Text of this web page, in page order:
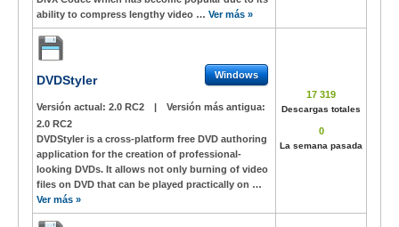
ability to compress lengthy video … Ver más »
DVDStyler Windows
Versión actual: 2.0 RC2 |
Versión más antigua:
2.0 RC2
DVDStyler is a cross-platform free DVD authoring
application for the creation of professional-
looking DVDs. It allows not only burning of video
files on DVD that can be played practically on …
Ver más »
17 319
Descargas totales
0
La semana pasada